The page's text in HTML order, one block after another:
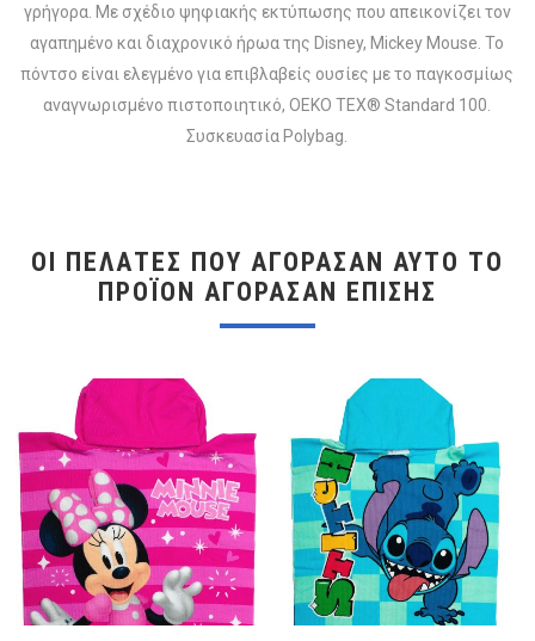
γρήγορα. Με σχέδιο ψηφιακής εκτύπωσης που απεικονίζει τον
αγαπημένο και διαχρονικό ήρωα της Disney, Mickey Mouse. Το
πόντσο είναι ελεγμένο για επιβλαβείς ουσίες με το παγκοσμίως
αναγνωρισμένο πιστοποιητικό, OEKO TEX® Standard 100.
Συσκευασία Polybag.
ΟΙ ΠΕΛΆΤΕΣ ΠΟΥ ΑΓΌΡΑΣΑΝ ΑΥΤΌ ΤΟ
ΠΡΟΪΌΝ ΑΓΌΡΑΣΑΝ ΕΠΊΣΗΣ